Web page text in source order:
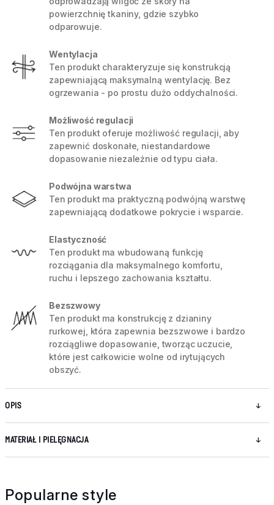
powierzchnię tkaniny, gdzie szybko
odparowuje.
Wentylacja
Ten produkt charakteryzuje się konstrukcją
zapewniającą maksymalną wentylację. Bez
ogrzewania - po prostu dużo oddychalności.
Możliwość regulacji
Ten produkt oferuje możliwość regulacji, aby
zapewnić doskonałe, niestandardowe
dopasowanie niezależnie od typu ciała.
Podwójna warstwa
Ten produkt ma praktyczną podwójną warstwę
zapewniającą dodatkowe pokrycie i wsparcie.
Elastyczność
Ten produkt ma wbudowaną funkcję
rozciągania dla maksymalnego komfortu,
ruchu i lepszego zachowania kształtu.
Bezszwowy
Ten produkt ma konstrukcję z dzianiny
rurkowej, która zapewnia bezszwowe i bardzo
rozciągliwe dopasowanie, tworząc uczucie,
które jest całkowicie wolne od irytujących
obszyć.
OPIS
MATERIAŁ I PIELĘGNACJA
Popularne style